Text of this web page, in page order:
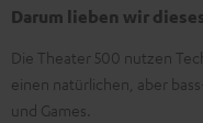
Darum lieben wir
Die Theater 500 nutzen
einen natürlichen, aber
und Games.